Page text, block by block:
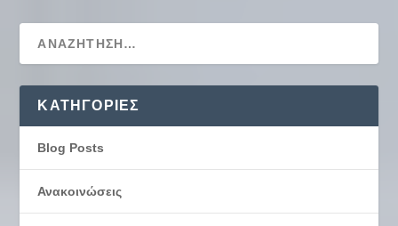
KΑΤΗΓΟΡΊΕΣ
Blog Posts
Ανακοινώσεις